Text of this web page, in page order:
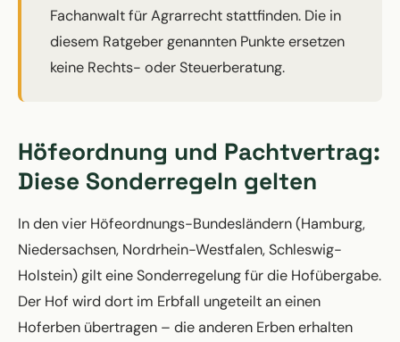
Fachanwalt für Agrarrecht stattfinden. Die in
diesem Ratgeber genannten Punkte ersetzen
keine Rechts- oder Steuerberatung.
Höfeordnung und Pachtvertrag:
Diese Sonderregeln gelten
In den vier Höfeordnungs-Bundesländern (Hamburg,
Niedersachsen, Nordrhein-Westfalen, Schleswig-
Holstein) gilt eine Sonderregelung für die Hofübergabe.
Der Hof wird dort im Erbfall ungeteilt an einen
Hoferben übertragen – die anderen Erben erhalten